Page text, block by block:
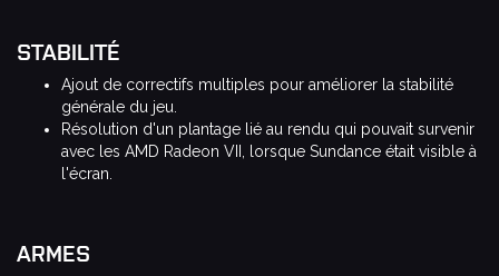
STABILITÉ
Ajout de correctifs multiples pour améliorer la stabilité
générale du jeu.
Résolution d'un plantage lié au rendu qui pouvait survenir
avec les AMD Radeon VII, lorsque Sundance était visible à
l'écran.
ARMES